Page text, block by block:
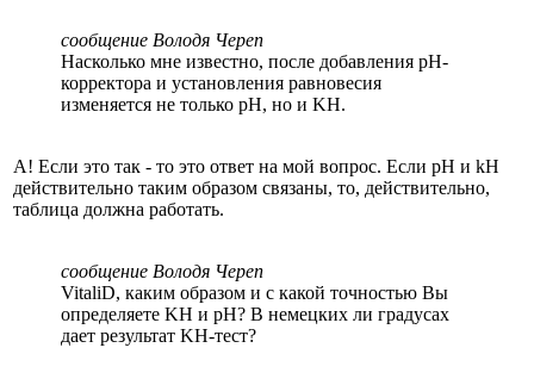
сообщение Володя Череп
Насколько мне известно, после добавления pH-
корректора и установления равновесия
изменяется не только pH, но и KH.
А! Если это так - то это ответ на мой вопрос. Если pH и kH
действительно таким образом связаны, то, действительно,
таблица должна работать.
сообщение Володя Череп
VitaliD, каким образом и с какой точностью Вы
определяете KH и pH? В немецких ли градусах
дает результат KH-тест?